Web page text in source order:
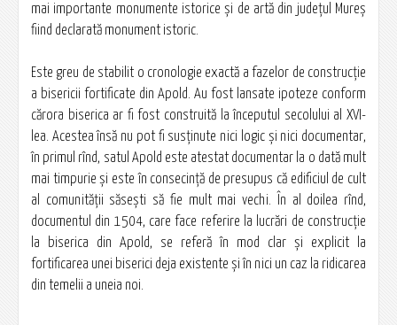
mai importante monumente istorice şi de artă din judeţul Mureş
fiind declarată monument istoric.
Este greu de stabilit o cronologie exactă a fazelor de construcţie
a bisericii fortificate din Apold. Au fost lansate ipoteze conform
cărora biserica ar fi fost construită la începutul secolului al XVI-
lea. Acestea însă nu pot fi susţinute nici logic şi nici documentar,
în primul rînd, satul Apold este atestat documentar la o dată mult
mai timpurie şi este în consecinţă de presupus că edificiul de cult
al comunităţii săseşti să fie mult mai vechi. În al doilea rînd,
documentul din 1504, care face referire la lucrări de construcţie
la biserica din Apold, se referă în mod clar şi explicit la
fortificarea unei biserici deja existente şi în nici un caz la ridicarea
din temelii a uneia noi.